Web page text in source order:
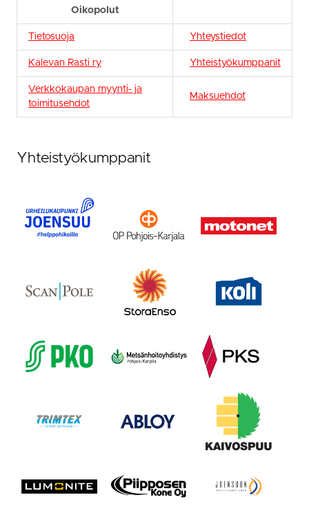
Oikopolut
Tietosuoja Yhteystiedot
Kalevan Rasti ry Yhteistyökumppanit
Verkkokaupan myynti- ja
toimitusehdot
Maksuehdot
Yhteistyökumppanit